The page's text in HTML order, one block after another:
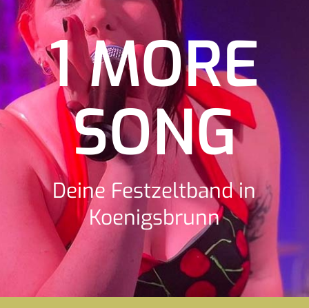
1 MORE
SONG
Deine Festzeltband in
Koenigsbrunn